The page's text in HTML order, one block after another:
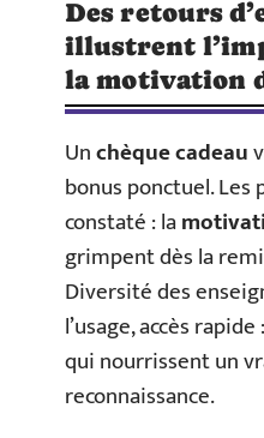
Des retours
illustrent
la motivation
Unchèque cadeau
bonus ponctuel. Les
constaté : la
grimpent dès la
Diversité des
l’usage, accès
qui nourrissent un
reconnaissance.